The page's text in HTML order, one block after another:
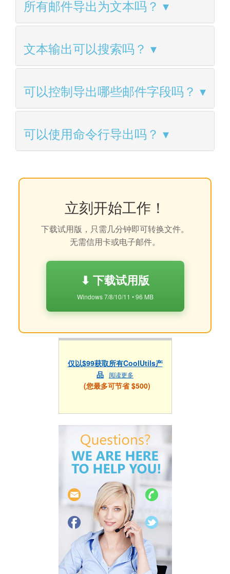
所有邮件导出为文本吗？
文本输出可以搜索吗？
可以控制导出哪些邮件字段吗？
可以使用命令行导出吗？
立刻开始工作！
下载试用版，只需几分钟即可转换文件。
无需信用卡或电子邮件。
⬇ 下载试用版
Windows 7/8/10/11 • 96 MB
仅以$99获取所有CoolUtils产
品 阅读更多
(您最多可节省 $500)